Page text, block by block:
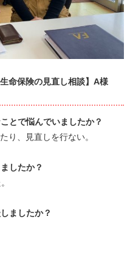
命保険の見直し相談】A様
とで悩んでいましたか？
り、見直しを行ない。
したか？
ましたか？